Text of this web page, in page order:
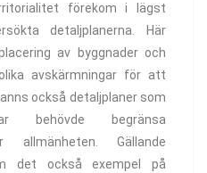
förekom i lägst
detaljplanerna. Här
av byggnader och
avskärmningar för att
också detaljplaner som
behövde begränsa
allmänheten. Gällande
det också exempel på